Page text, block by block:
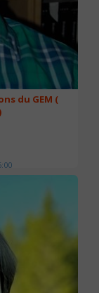
du GEM (